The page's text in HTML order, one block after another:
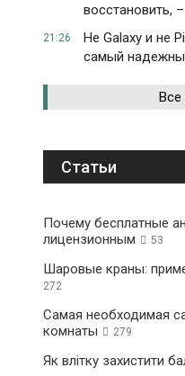
восстановить,
21:26
Не Galaxy и не
самый
Все
Статьи
Почему бесплатные
лицензионным
53
Шаровые краны:
272
Самая необходимая
комнаты
279
Як влітку захистити